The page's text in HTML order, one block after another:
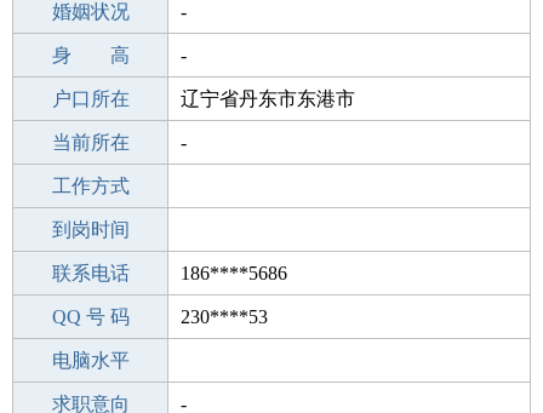
出生年月 1977-01-14
婚姻状况 -
学 历 高中
身 高 -
毕业学校 大连第十五高级中学
户口所在 辽宁省丹东市东港市
所学专业 -
当前所在 -
工作经验
工作方式
驾 照
到岗时间
期望月薪
联系电话 186****5686
手机号码 186****5686
QQ 号 码 230****53
微信号码
电脑水平
外语水平
求职意向 -